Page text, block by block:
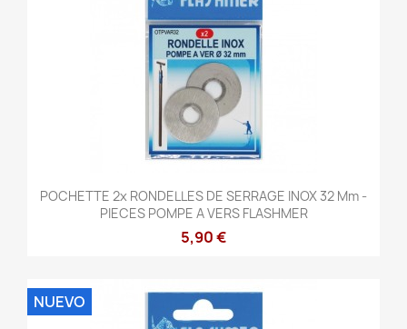
POCHETTE 2x RONDELLES DE SERRAGE INOX 32 Mm -
PIECES POMPE A VERS FLASHMER
5,90 €
NUEVO